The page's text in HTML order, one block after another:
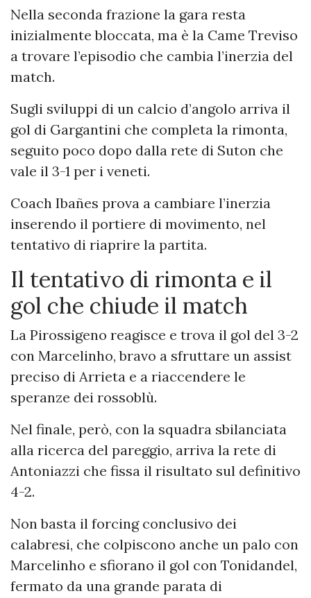
Nella seconda frazione la gara resta
inizialmente bloccata, ma è la Came Treviso
a trovare l’episodio che cambia l’inerzia del
match.
Sugli sviluppi di un calcio d’angolo arriva il
gol di Gargantini che completa la rimonta,
seguito poco dopo dalla rete di Suton che
vale il 3-1 per i veneti.
Coach Ibañes prova a cambiare l’inerzia
inserendo il portiere di movimento, nel
tentativo di riaprire la partita.
Il tentativo di rimonta e il
gol che chiude il match
La Pirossigeno reagisce e trova il gol del 3-2
con Marcelinho, bravo a sfruttare un assist
preciso di Arrieta e a riaccendere le
speranze dei rossoblù.
Nel finale, però, con la squadra sbilanciata
alla ricerca del pareggio, arriva la rete di
Antoniazzi che fissa il risultato sul definitivo
4-2.
Non basta il forcing conclusivo dei
calabresi, che colpiscono anche un palo con
Marcelinho e sfiorano il gol con Tonidandel,
fermato da una grande parata di